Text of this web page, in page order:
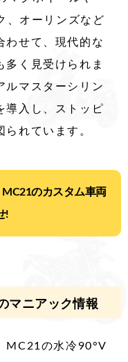
、オーリンズなど
わせて、現代的な
多く見受けられま
ルマスターシリン
導入し、ストッピ
れています。
MC21のカスタム車両
!
マニアック情報
MC21の水冷90°V